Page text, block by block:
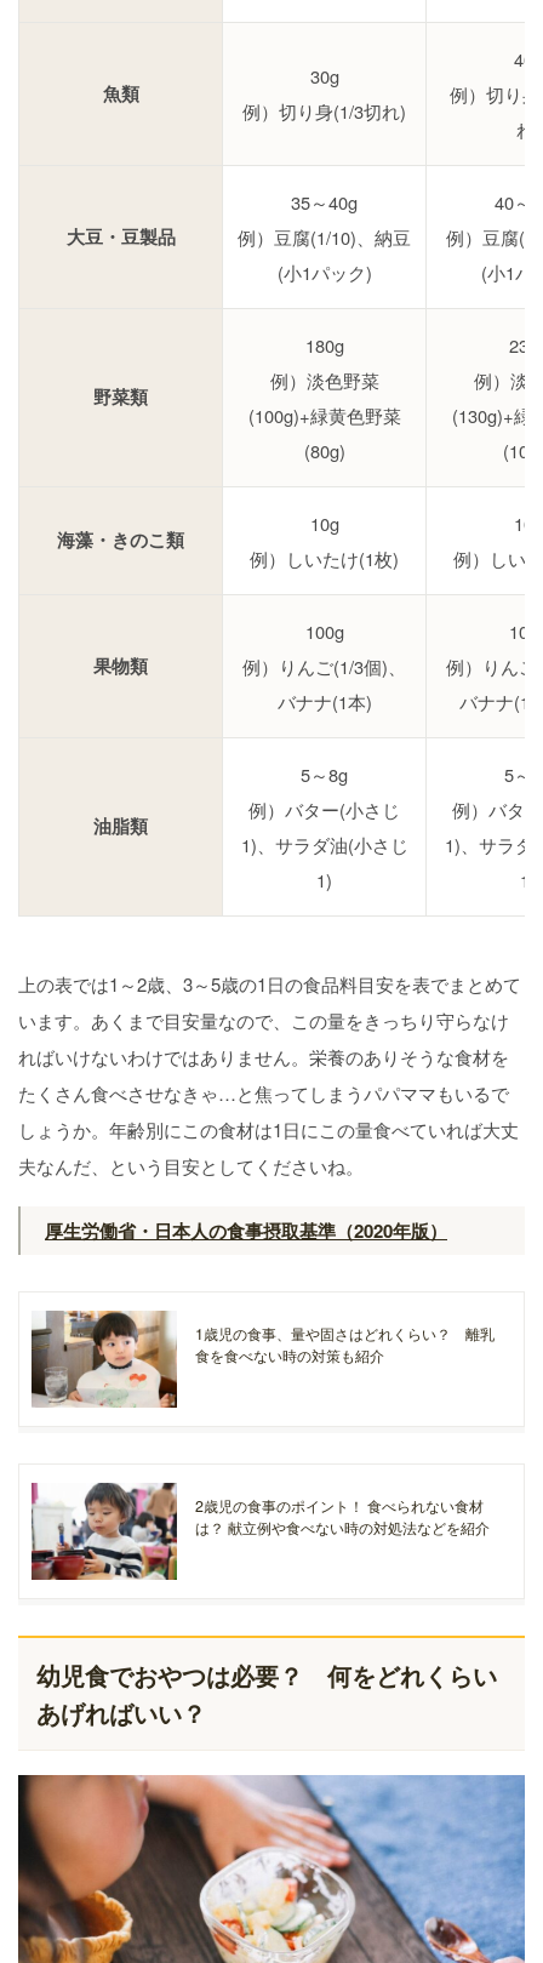
魚類
30g
例）切り身(1/3切れ)
40g
例）切り
れ)
大豆・豆製品
35～40g
例）豆腐(1/10)、納豆
(小1パック)
40～
例）豆腐
(小1パ
野菜類
180g
例）淡色野菜
(100g)+緑黄色野菜
(80g)
例）淡
(130g)+緑
海藻・きのこ類
10g
例）しいたけ(1枚)
10g
例）しい
果物類
100g
例）りんご(1/3個)、
バナナ(1本)
例）りんご
バナナ(1
油脂類
5～8g
例）バター(小さじ
1)、サラダ油(小さじ
1)
5～
例）バタ
1)、サラダ
1)
上の表では1～2歳、3～5歳の1日の食品料目安を表でまとめて
います。あくまで目安量なので、この量をきっちり守らなけ
ればいけないわけではありません。栄養のありそうな食材を
たくさん食べさせなきゃ…と焦ってしまうパパママもいるで
しょうか。年齢別にこの食材は1日にこの量食べていれば大丈
夫なんだ、という目安としてくださいね。
厚生労働省・日本人の食事摂取基準（2020年版）
1歳児の食事、量や固さはどれくらい？ 離乳
食を食べない時の対策も紹介
2歳児の食事のポイント！ 食べられない食材
は？ 献立例や食べない時の対処法などを紹介
幼児食でおやつは必要？ 何をどれくらい
あげればいい？